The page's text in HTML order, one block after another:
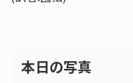
本日の写真